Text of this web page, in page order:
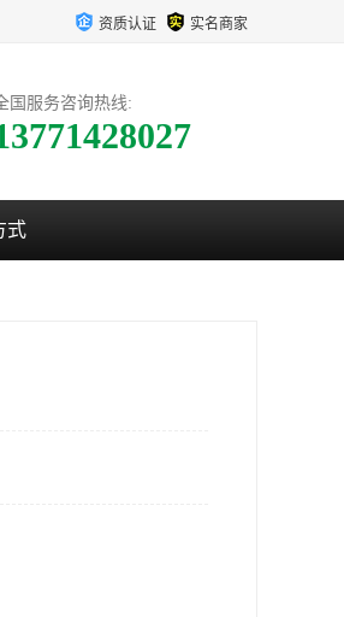
资质认证 实名商家
国服务咨询热线:
式